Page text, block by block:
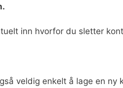
inn hvorfor du sletter
veldig enkelt å lage en ny